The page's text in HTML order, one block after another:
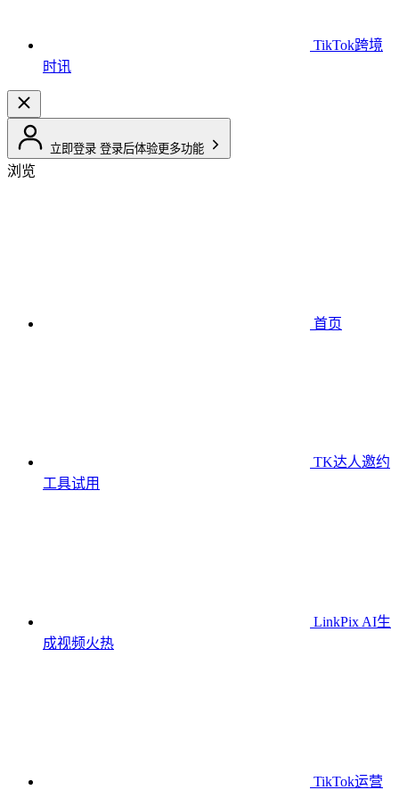
TikTok跨境
时讯
立即登录 登录后体验更多功能
浏览
首页
TK达人邀约
工具试用
LinkPix AI生
成视频火热
TikTok运营